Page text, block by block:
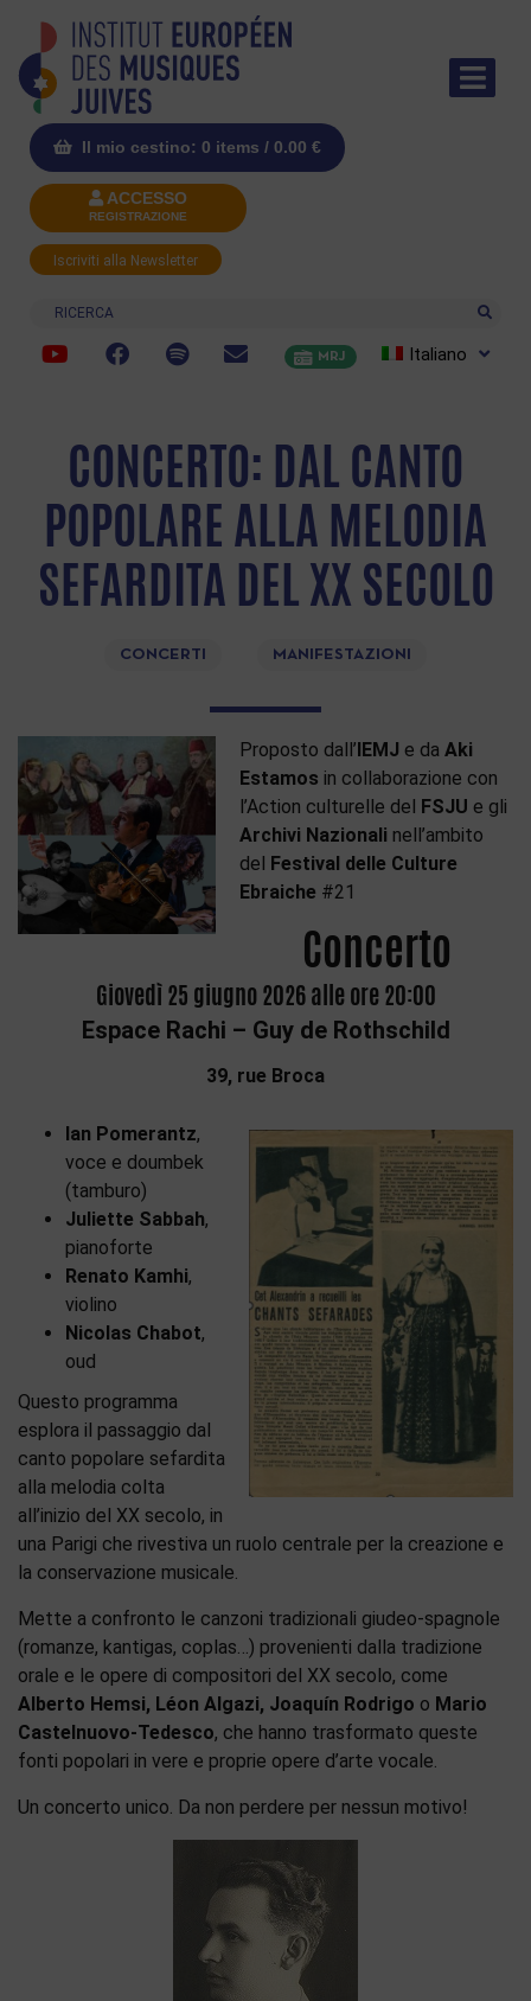
Il mio cestino: 0 items / 0.00 €
ACCESSO
REGISTRAZIONE
Iscriviti alla Newsletter
Ricerca
MRJ Italiano
CONCERTO: DAL CANTO
POPOLARE ALLA MELODIA
SEFARDITA DEL XX SECOLO
CONCERTI MANIFESTAZIONI
Proposto dall’IEMJ e daAki
Estamos in collaborazione con
l’Action culturelle del FSJU e gli
Archivi Nazionali nell’ambito
del Festival delle Culture
Ebraiche #21
Concerto
Giovedì25 giugno 2026 alle ore 20:00
Espace Rachi – Guy de Rothschild
39, rue Broca
Ian Pomerantz,
voce e doumbek
(tamburo)
Juliette Sabbah,
pianoforte
Renato Kamhi,
violino
Nicolas Chabot,
oud
Questo programma
esplora il passaggio dal
canto popolare sefardita
alla melodia colta
all’inizio del XX secolo, in
una Parigi che rivestiva un ruolo centrale per la creazione e
la conservazione musicale.
Mette a confronto le canzoni tradizionali giudeo-spagnole
(romanze, kantigas, coplas…) provenienti dalla tradizione
orale e le opere di compositori del XX secolo, come
Alberto Hemsi, Léon Algazi, Joaquín Rodrigo o Mario
Castelnuovo-Tedesco, che hanno trasformato queste
fonti popolari in vere e proprie opere d’arte vocale.
Un concerto unico. Da non perdere per nessun motivo!